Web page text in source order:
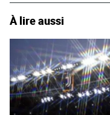
À lire aussi